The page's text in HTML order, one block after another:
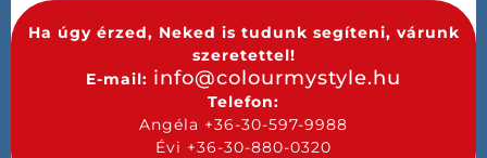
Ha úgy érzed, Neked is tudunk segíteni, várunk
szeretettel!
E-mail: info@colourmystyle.hu
Telefon:
Angéla +36-30-597-9988
Évi +36-30-880-0320